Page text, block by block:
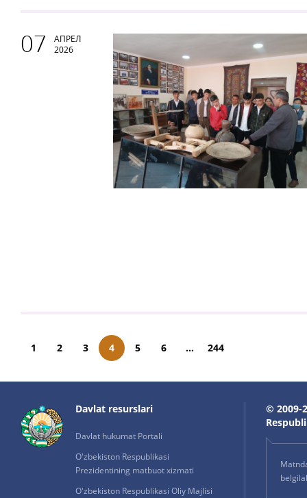
07
АПРЕЛ
2026
1 2 3 4 5 6 ... 244
Davlat resurslari
Davlat hukumat Portali
O'zbekiston Respublikasi
Prezidentining matbuot xizmati
O'zbekiston Respublikasi Oliy Majlisi
© 2009-